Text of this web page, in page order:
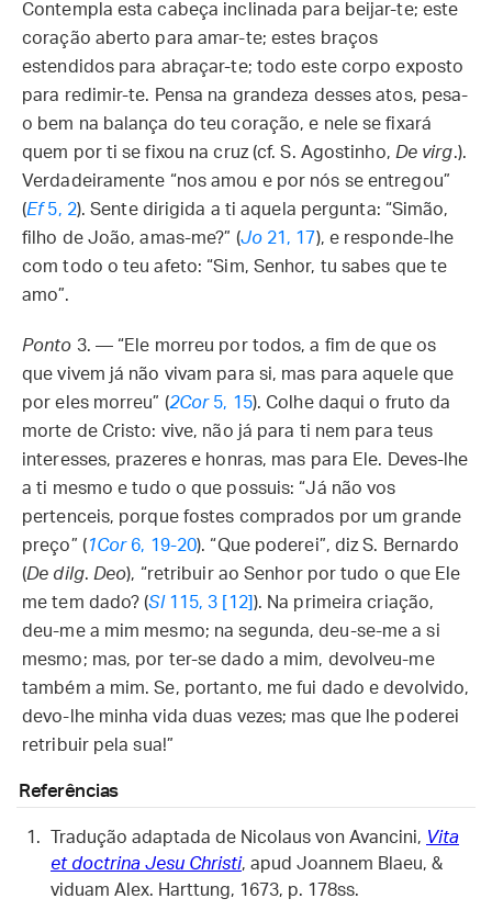
Contempla esta cabeça inclinada para beijar-te; este
coração aberto para amar-te; estes braços
estendidos para abraçar-te; todo este corpo exposto
para redimir-te. Pensa na grandeza desses atos, pesa-
o bem na balança do teu coração, e nele se fixará
quem por ti se fixou na cruz (cf. S. Agostinho, De virg.).
Verdadeiramente “nos amou e por nós se entregou”
(Ef5, 2). Sente dirigida a ti aquela pergunta: “Simão,
filho de João, amas-me?” (Jo21, 17), e responde-lhe
com todo o teu afeto: “Sim, Senhor, tu sabes que te
amo”.
Ponto 3. — “Ele morreu por todos, a fim de que os
que vivem já não vivam para si, mas para aquele que
por eles morreu” (2Cor5, 15). Colhe daqui o fruto da
morte de Cristo: vive, não já para ti nem para teus
interesses, prazeres e honras, mas para Ele. Deves-lhe
a ti mesmo e tudo o que possuis: “Já não vos
pertenceis, porque fostes comprados por um grande
preço” (1Cor6, 19-20). “Que poderei”, diz S. Bernardo
(De dilg. Deo), “retribuir ao Senhor por tudo o que Ele
me tem dado? (Sl115, 3 [12] ). Na primeira criação,
deu-me a mim mesmo; na segunda, deu-se-me a si
mesmo; mas, por ter-se dado a mim, devolveu-me
também a mim. Se, portanto, me fui dado e devolvido,
devo-lhe minha vida duas vezes; mas que lhe poderei
retribuir pela sua!”
Referências
Tradução adaptada de Nicolaus von Avancini, Vita
et doctrina Jesu Christi, apud Joannem Blaeu, &
viduam Alex. Harttung, 1673, p. 178ss.